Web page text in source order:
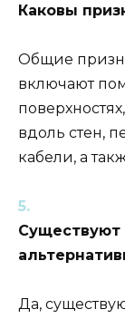
Каковы
Общие
включают
вдоль стен,
кабели, а
Существуют
Да,